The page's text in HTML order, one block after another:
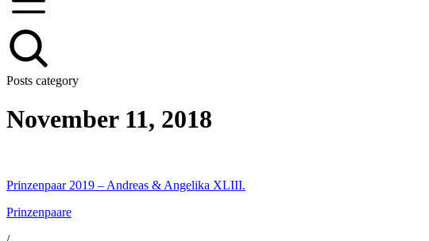
Posts category
November 11, 2018
Prinzenpaar 2019 – Andreas & Angelika XLIII.
Prinzenpaare